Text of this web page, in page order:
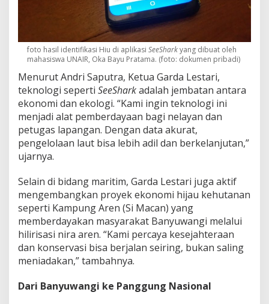
foto hasil identifikasi Hiu di aplikasi SeeSharkyang dibuat oleh
mahasiswa UNAIR, Oka Bayu Pratama. (foto: dokumen pribadi)
Menurut Andri Saputra, Ketua Garda Lestari,
teknologi seperti SeeSharkadalah jembatan antara
ekonomi dan ekologi. “Kami ingin teknologi ini
menjadi alat pemberdayaan bagi nelayan dan
petugas lapangan. Dengan data akurat,
pengelolaan laut bisa lebih adil dan berkelanjutan,”
ujarnya.
Selain di bidang maritim, Garda Lestari juga aktif
mengembangkan proyek ekonomi hijau kehutanan
seperti Kampung Aren (Si Macan) yang
memberdayakan masyarakat Banyuwangi melalui
hilirisasi nira aren. “Kami percaya kesejahteraan
dan konservasi bisa berjalan seiring, bukan saling
meniadakan,” tambahnya.
Dari Banyuwangi ke Panggung Nasional